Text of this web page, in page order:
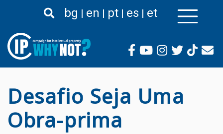
para
conteúdo
principal
bg en pt es et
Desafio Seja Uma
Obra-prima